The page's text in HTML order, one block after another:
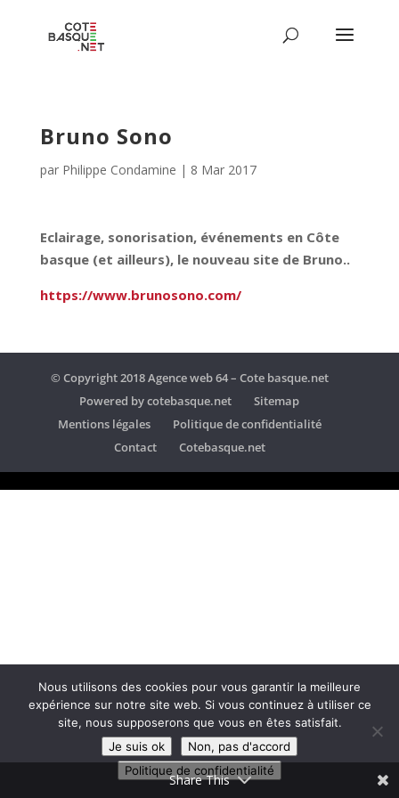
Bruno Sono
par Philippe Condamine | 8 Mar 2017
Eclairage, sonorisation, événements en Côte
basque (et ailleurs), le nouveau site de Bruno..
https://www.brunosono.com/
© Copyright 2018 Agence web 64 – Cote basque.net
Powered by cotebasque.net
Sitemap
Mentions légales
Politique de confidentialité
Contact
Cotebasque.net
Share This
Nous utilisons des cookies pour vous garantir la meilleure
expérience sur notre site web. Si vous continuez à utiliser ce
site, nous supposerons que vous en êtes satisfait.
Je suis ok
Non, pas d'accord
Politique de confidentialité